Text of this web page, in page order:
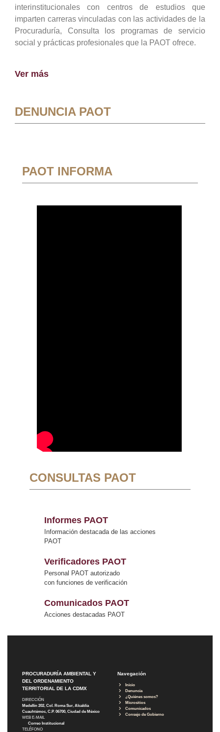
interinstitucionales con centros de estudios que
imparten carreras vinculadas con las actividades de la
Procuraduría, Consulta los programas de servicio
social y prácticas profesionales que la PAOT ofrece.
Ver más
DENUNCIA PAOT
PAOT INFORMA
CONSULTAS PAOT
Informes PAOT
Información destacada de las acciones
PAOT
Verificadores PAOT
Personal PAOT autorizado
con funciones de verificación
Comunicados PAOT
Acciones destacadas PAOT
PROCURADURÍA AMBIENTAL Y
DEL ORDENAMIENTO
TERRITORIAL DE LA CDMX
DIRECCIÓN
Medellín 202, Col. Roma Sur, Alcaldía
Cuauhtémoc, C.P. 06700, Ciudad de México
WEB E-MAIL
Correo Institucional
TELÉFONO
Navegación
Inicio
Denuncia
¿Quiénes somos?
Micrositios
Comunicados
Consejo de Gobierno